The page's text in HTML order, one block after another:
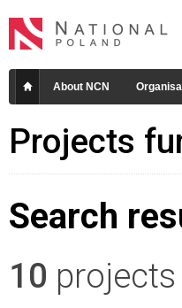
About NCN
Projects
Search
10